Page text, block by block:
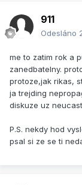
911
Odesláno
me to zatim rok a
zanedbatelny.
protoze,jak rikas,
ja trejding
diskuze uz
P.S. nekdy hod
psal si ze se ti